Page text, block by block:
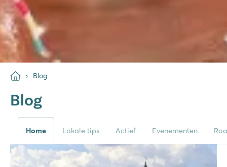
Blog
Blog
Home Lokale tips Actief Evenementen